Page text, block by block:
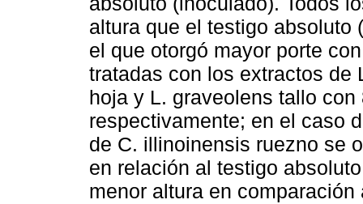
altura que el testigo
el que otorgó mayor porte
tratadas con los extractos de
hoja y L. graveolens tallo
respectivamente; en el caso
de C. illinoinensis ruezno se
en relación al testigo
menor altura en